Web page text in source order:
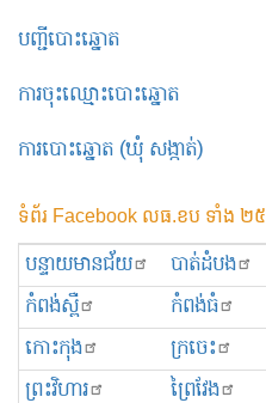
បញ្ជីបោះឆ្នោត
ការចុះឈ្មោះបោះឆ្នោត
ការបោះឆ្នោត (ឃុំ សង្កាត់)
ទំព័រ Facebook លធ.ខប ទាំង ២៥
បន្ទាយមានជ័យ បាត់ដំបង
កំពង់ស្ពឺ
កំពង់ធំ
កោះកុង
ក្រចេះ
ព្រះ​វិហារ
ព្រៃវែង